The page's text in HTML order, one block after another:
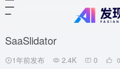
SaaSlidator
1年前发布 2.4K 0 0